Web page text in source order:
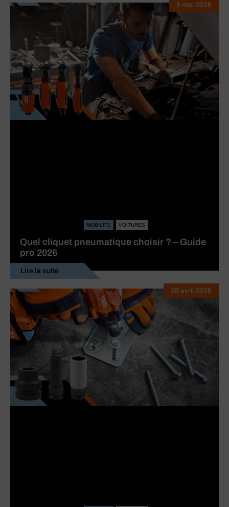
MOBILITE VOITURES
Quel cliquet pneumatique choisir ? – Guide
pro 2026
Lire la suite
5 mai 2026
28 avril 2026